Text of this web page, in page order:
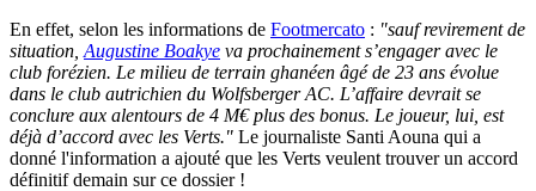
En effet, selon les informations de Footmercato : "sauf revirement de
situation, Augustine Boakye va prochainement s’engager avec le
club forézien. Le milieu de terrain ghanéen âgé de 23 ans évolue
dans le club autrichien du Wolfsberger AC. L’affaire devrait se
conclure aux alentours de 4 M€ plus des bonus. Le joueur, lui, est
déjà d’accord avec les Verts." Le journaliste Santi Aouna qui a
donné l'information a ajouté que les Verts veulent trouver un accord
définitif demain sur ce dossier !